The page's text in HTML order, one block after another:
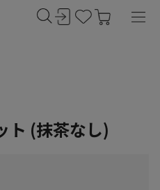
ト (抹茶なし)